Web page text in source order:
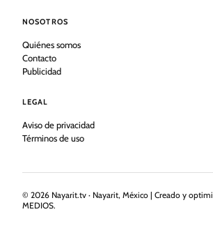
NOSOTROS
Quiénes somos
Contacto
Publicidad
LEGAL
Aviso de privacidad
Términos de uso
© 2026 Nayarit.tv · Nayarit, México | Creado y
MEDIOS.